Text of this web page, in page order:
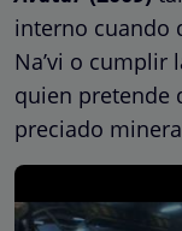
interno cuando
Na’vi o cumplir
quien pretende
preciado